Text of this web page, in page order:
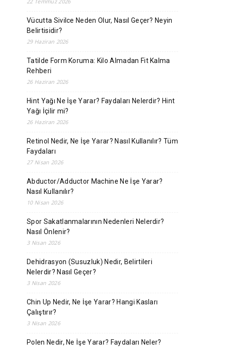
Vücutta Sivilce Neden Olur, Nasıl Geçer? Neyin
Belirtisidir?
29 Haziran 2026
Tatilde Form Koruma: Kilo Almadan Fit Kalma
Rehberi
26 Haziran 2026
Hint Yağı Ne İşe Yarar? Faydaları Nelerdir? Hint
Yağı İçilir mi?
26 Haziran 2026
Retinol Nedir, Ne İşe Yarar? Nasıl Kullanılır? Tüm
Faydaları
27 Nisan 2026
Abductor/Adductor Machine Ne İşe Yarar?
Nasıl Kullanılır?
10 Nisan 2026
Spor Sakatlanmalarının Nedenleri Nelerdir?
Nasıl Önlenir?
3 Nisan 2026
Dehidrasyon (Susuzluk) Nedir, Belirtileri
Nelerdir? Nasıl Geçer?
3 Nisan 2026
Chin Up Nedir, Ne İşe Yarar? Hangi Kasları
Çalıştırır?
3 Nisan 2026
Polen Nedir, Ne İşe Yarar? Faydaları Neler?